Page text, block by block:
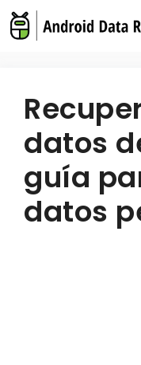
Skip
to
datos
guía
datos